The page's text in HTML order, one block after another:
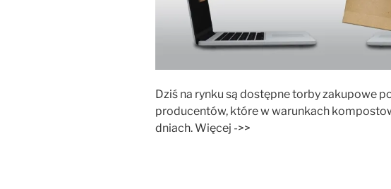
Dziś na rynku są dostępne torby zakupowe
producentów, które w warunkach
dniach. Więcej ->>